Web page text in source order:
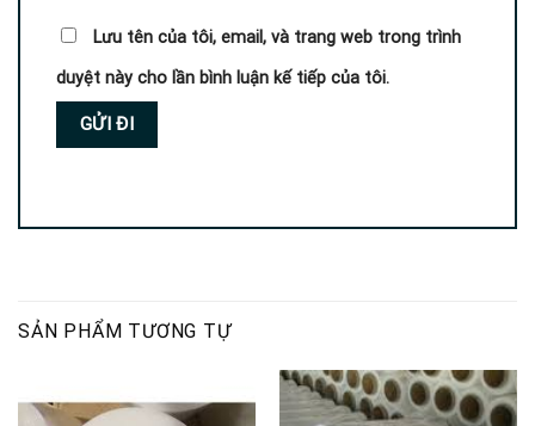
Lưu tên của tôi, email, và trang web trong trình
duyệt này cho lần bình luận kế tiếp của tôi.
SẢN PHẨM TƯƠNG TỰ